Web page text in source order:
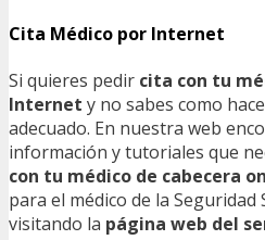
Cita Médico por Internet
Si quieres pedir cita con tu
Internet y no sabes como
adecuado. En nuestra web
información y tutoriales que
con tu médico de cabecera
para el médico de la
visitando la página web del